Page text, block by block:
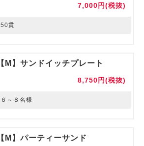
7,000円(税抜)
50貫
【M】サンドイッチプレート
8,750円(税抜)
６～８名様
【M】パーティーサンド